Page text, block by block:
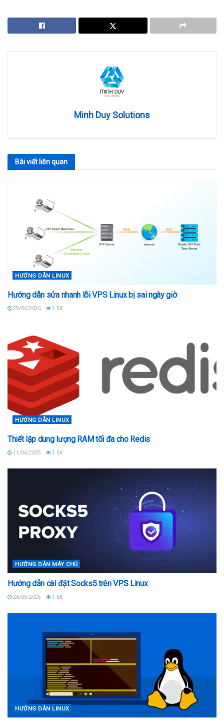
Minh Duy Solutions
Bài viết liên quan
HƯỚNG DẪN LINUX
Hướng dẫn sửa nhanh lỗi VPS Linux bị sai ngày giờ
29/06/2026 1.5K
HƯỚNG DẪN LINUX
Thiết lập dung lượng RAM tối đa cho Redis
11/06/2025 1.5K
HƯỚNG DẪN MÁY CHỦ
Hướng dẫn cài đặt Socks5 trên VPS Linux
26/05/2025 1.5K
HƯỚNG DẪN LINUX